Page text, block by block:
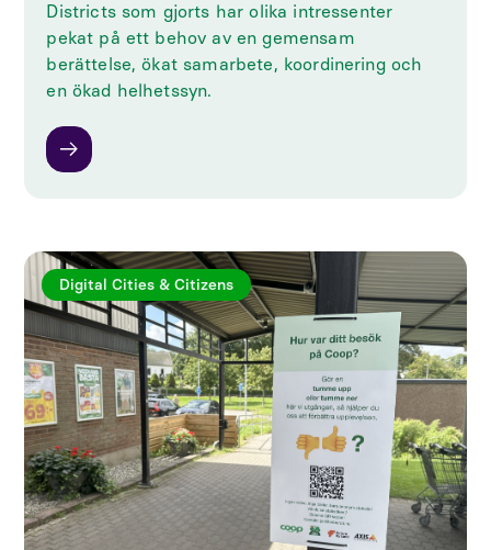
Districts som gjorts har olika intressenter
pekat på ett behov av en gemensam
berättelse, ökat samarbete, koordinering och
en ökad helhetssyn.
Digital Cities & Citizens